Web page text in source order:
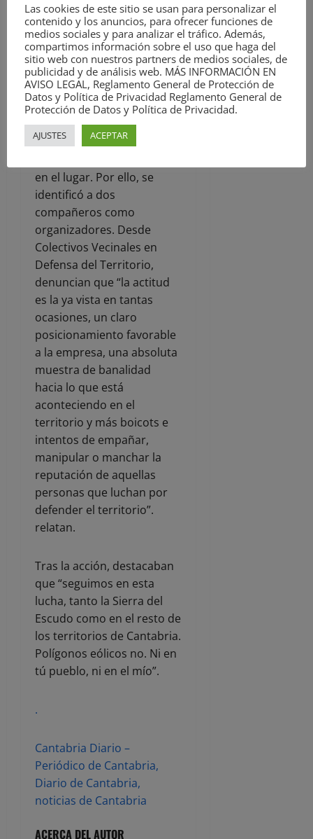
Guardia Civil y dos de la
empresa.
«El grupo fue acusado de
entrar ilegalmente en una
zona privada, de no seguir
las instrucciones de la
empresa y de retirar la
en el lugar. Por ello, se
identificó a dos
compañeros como
organizadores. Desde
Colectivos Vecinales en
Defensa del Territorio,
denuncian que “la actitud
es la ya vista en tantas
ocasiones, un claro
posicionamiento favorable
a la empresa, una absoluta
muestra de banalidad
hacia lo que está
aconteciendo en el
territorio y más boicots e
intentos de empañar,
manipular o manchar la
reputación de aquellas
personas que luchan por
defender el territorio”.
relatan.
Tras la acción, destacaban
que “seguimos en esta
lucha, tanto la Sierra del
Escudo como en el resto de
los territorios de Cantabria.
Polígonos eólicos no. Ni en
tú pueblo, ni en el mío”.
.
Cantabria Diario –
Periódico de Cantabria,
Diario de Cantabria,
noticias de Cantabria
ACERCA DEL AUTOR
Las cookies de este sitio se usan para personalizar el
contenido y los anuncios, para ofrecer funciones de
medios sociales y para analizar el tráfico. Además,
compartimos información sobre el uso que haga del
sitio web con nuestros partners de medios sociales, de
publicidad y de análisis web. MÁS INFORMACIÓN EN
AVISO LEGAL, Reglamento General de Protección de
Datos y Política de Privacidad Reglamento General de
Protección de Datos y Política de Privacidad.
AJUSTES ACEPTAR